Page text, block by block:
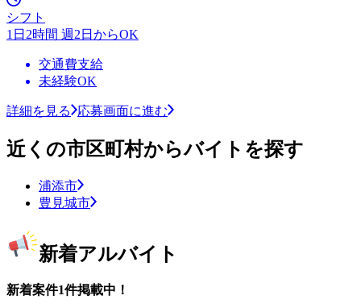
シフト
1日2時間 週2日からOK
交通費支給
未経験OK
詳細を見る 応募画面に進む
近くの市区町村からバイトを探す
浦添市
豊見城市
新着アルバイト
新着案件1件掲載中！